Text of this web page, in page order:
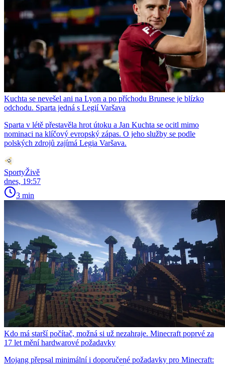
Kuchta se nevešel ani na Lyon a po příchodu Brunese je blízko
odchodu. Sparta jedná s Legií Varšava
Sparta v létě přestavěla hrot útoku a Jan Kuchta se ocitl mimo
nominaci na klíčový evropský zápas. O jeho služby se podle
polských zdrojů zajímá Legia Varšava.
SportyŽivě
dnes, 19:57
3 min
Kdo má starší počítač, možná si už nezahraje. Minecraft poprvé za
17 let mění hardwarové požadavky
Mojang přepsal minimální i doporučené požadavky pro Minecraft: